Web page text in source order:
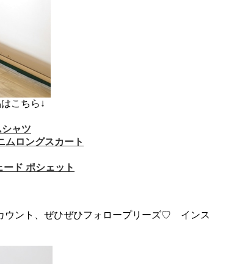
こちら↓
ャツ
ムロングスカート
ド ポシェット
ウント、ぜひぜひフォロープリーズ♡ インス